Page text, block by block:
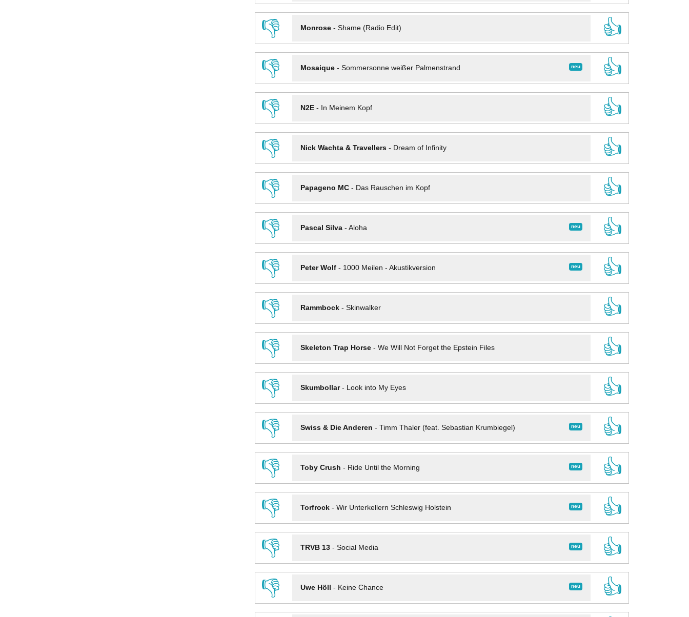
👎
Monrose- Shame (Radio Edit)
👍
👎
neu
Mosaique- Sommersonne weißer Palmenstrand
👍
👎
N2E- In Meinem Kopf
👍
👎
Nick Wachta & Travellers- Dream of Infinity
👍
👎
Papageno MC- Das Rauschen im Kopf
👍
👎
neu
Pascal Silva- Aloha
👍
👎
neu
Peter Wolf- 1000 Meilen - Akustikversion
👍
👎
Rammbock- Skinwalker
👍
👎
Skeleton Trap Horse- We Will Not Forget the Epstein Files
👍
👎
Skumbollar- Look into My Eyes
👍
👎
neu
Swiss & Die Anderen - Timm Thaler (feat. Sebastian Krumbiegel)
👍
👎
neu
Toby Crush - Ride Until the Morning
👍
👎
neu
Torfrock- Wir Unterkellern Schleswig Holstein
👍
👎
neu
TRVB 13- Social Media
👍
👎
neu
Uwe Höll - Keine Chance
👍